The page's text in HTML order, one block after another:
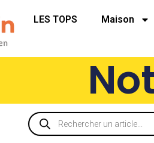
LES TOPS Maison